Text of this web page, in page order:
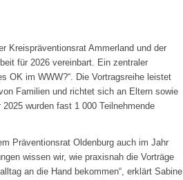
Kreispräventionsrat Ammerland und der
für 2026 vereinbart. Ein zentraler
OK im WWW?“. Die Vortragsreihe leistet
Familien und richtet sich an Eltern sowie
wurden fast 1 000 Teilnehmende
Präventionsrat Oldenburg auch im Jahr
wissen wir, wie praxisnah die Vorträge
an die Hand bekommen“, erklärt Sabine